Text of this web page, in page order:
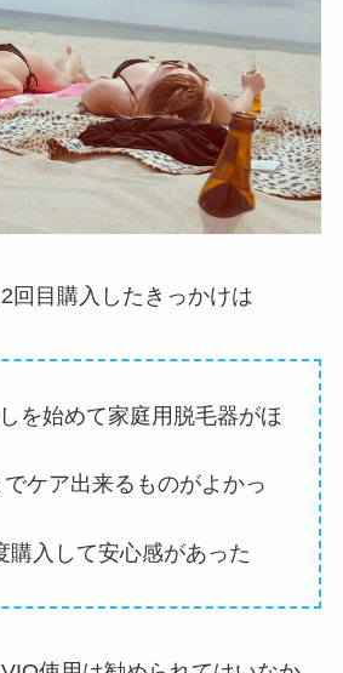
回目購入したきっかけは
を始めて家庭用脱毛器がほ
ケア出来るものがよかっ
購入して安心感があった